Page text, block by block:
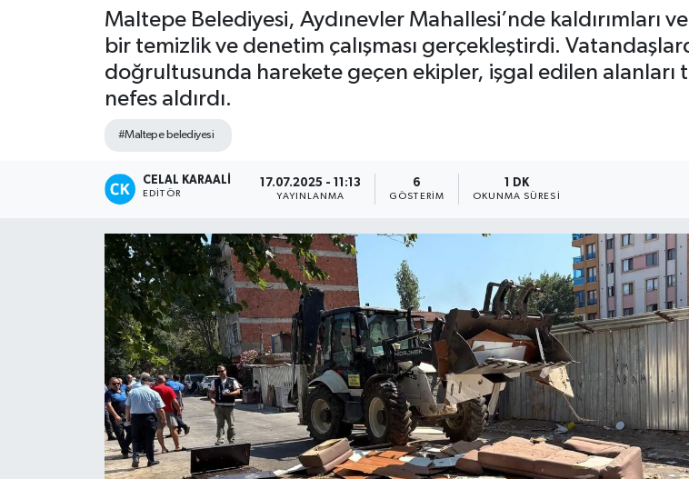
Maltepe Belediyesi, Aydınevler Mahallesi’nde kaldırımları
bir temizlik ve denetim çalışması gerçekleştirdi.
doğrultusunda harekete geçen ekipler, işgal edilen
nefes aldırdı.
#Maltepe belediyesi
CELAL KARAALI
EDITÖR
17.07.2025 - 11:13
YAYINLANMA
6
GÖSTERIM
1 DK
OKUNMA SÜRESI
SAĞLIK
SİYASET
Tüm Manşetler
Son Dakika Haberleri